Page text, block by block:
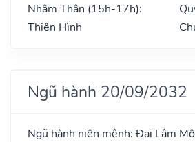
Nhâm Thân (15h-17h):
Thiên Hình
Ngũ hành 20/09/2032
Ngũ hành niên mệnh: Đại Lâm